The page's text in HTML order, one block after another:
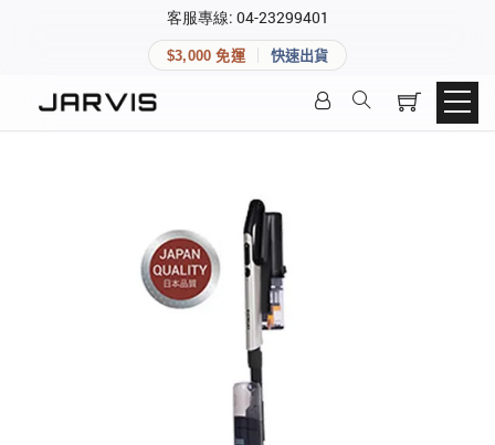
客服專線: 04-23299401
$3,000 免運 快速出貨
快速連結
登入後可查看訂單、會員資料與收藏清單。
登入會員
建立新帳號